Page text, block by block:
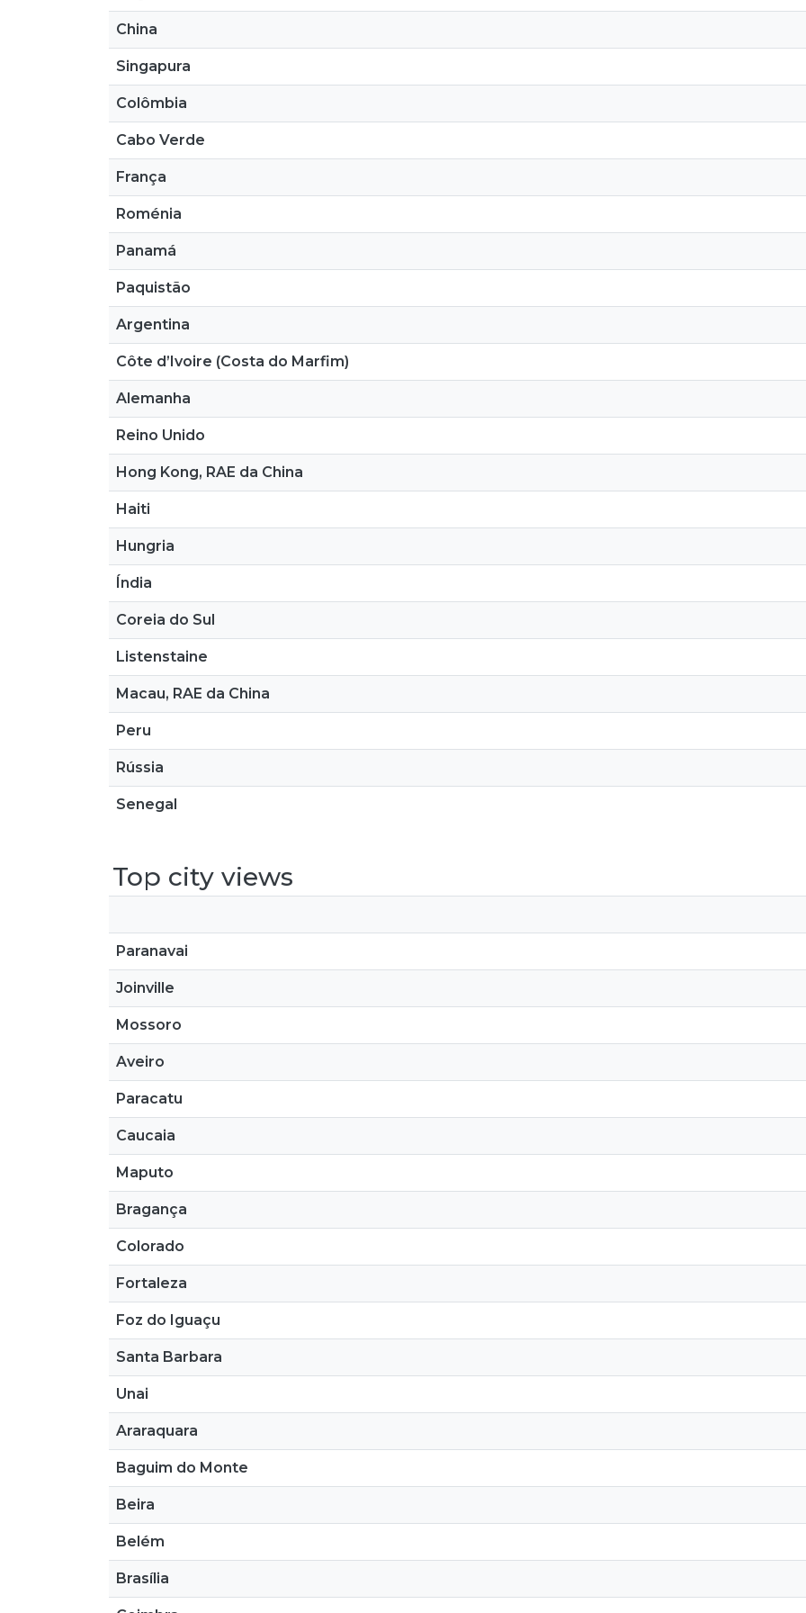
China
Singapura
Colômbia
Cabo Verde
França
Roménia
Panamá
Paquistão
Argentina
Côte d’Ivoire (Costa do Marfim)
Alemanha
Reino Unido
Hong Kong, RAE da China
Haiti
Hungria
Índia
Coreia do Sul
Listenstaine
Macau, RAE da China
Peru
Rússia
Senegal
Top city views
Paranavai
Joinville
Mossoro
Aveiro
Paracatu
Caucaia
Maputo
Bragança
Colorado
Fortaleza
Foz do Iguaçu
Santa Barbara
Unai
Araraquara
Baguim do Monte
Beira
Belém
Brasília